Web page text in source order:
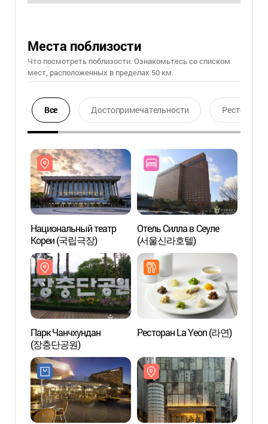
Места поблизости
Что посмотреть поблизости. Ознакомьтесь со списком
мест, расположенных в пределах 50 км.
Все Достопримечательности Ресторан
Национальный театр
Кореи (국립극장)
Отель Силла в Сеуле
(서울신라호텔)
Парк Чанчхундан
(장충단공원)
Ресторан La Yeon (라연)